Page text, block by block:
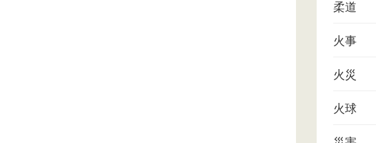
柔道
火事
火災
火球